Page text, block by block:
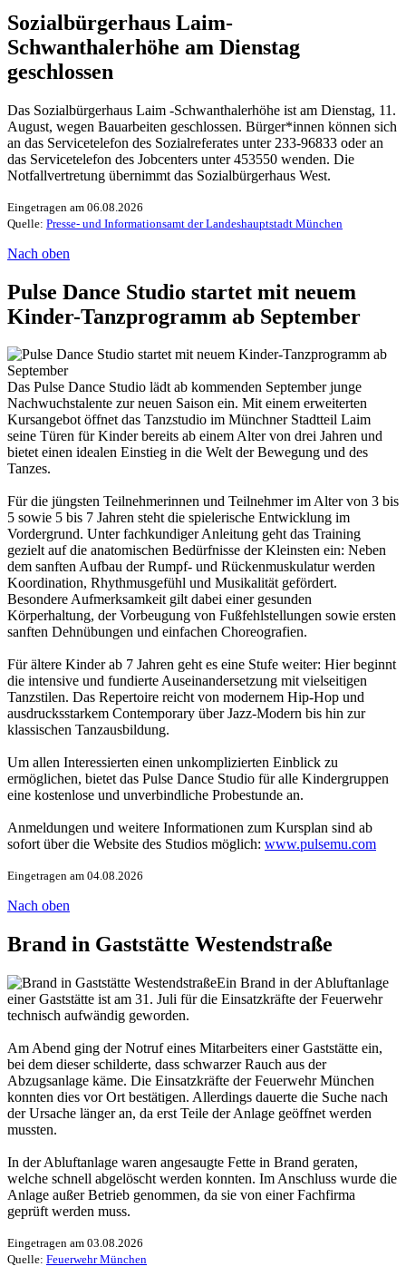
Sozialbürgerhaus Laim-
Schwanthalerhöhe am Dienstag
geschlossen
Das Sozialbürgerhaus Laim -Schwanthalerhöhe ist am Dienstag, 11.
August, wegen Bauarbeiten geschlossen. Bürger*innen können sich
an das Servicetelefon des Sozialreferates unter 233-96833 oder an
das Servicetelefon des Jobcenters unter 453550 wenden. Die
Notfallvertretung übernimmt das Sozialbürgerhaus West.
Eingetragen am 06.08.2026
Quelle: Presse- und Informationsamt der Landeshauptstadt München
Nach oben
Pulse Dance Studio startet mit neuem
Kinder-Tanzprogramm ab September
Das Pulse Dance Studio lädt ab kommenden September junge
Nachwuchstalente zur neuen Saison ein. Mit einem erweiterten
Kursangebot öffnet das Tanzstudio im Münchner Stadtteil Laim
seine Türen für Kinder bereits ab einem Alter von drei Jahren und
bietet einen idealen Einstieg in die Welt der Bewegung und des
Tanzes.
Für die jüngsten Teilnehmerinnen und Teilnehmer im Alter von 3 bis
5 sowie 5 bis 7 Jahren steht die spielerische Entwicklung im
Vordergrund. Unter fachkundiger Anleitung geht das Training
gezielt auf die anatomischen Bedürfnisse der Kleinsten ein: Neben
dem sanften Aufbau der Rumpf- und Rückenmuskulatur werden
Koordination, Rhythmusgefühl und Musikalität gefördert.
Besondere Aufmerksamkeit gilt dabei einer gesunden
Körperhaltung, der Vorbeugung von Fußfehlstellungen sowie ersten
sanften Dehnübungen und einfachen Choreografien.
Für ältere Kinder ab 7 Jahren geht es eine Stufe weiter: Hier beginnt
die intensive und fundierte Auseinandersetzung mit vielseitigen
Tanzstilen. Das Repertoire reicht von modernem Hip-Hop und
ausdrucksstarkem Contemporary über Jazz-Modern bis hin zur
klassischen Tanzausbildung.
Um allen Interessierten einen unkomplizierten Einblick zu
ermöglichen, bietet das Pulse Dance Studio für alle Kindergruppen
eine kostenlose und unverbindliche Probestunde an.
Anmeldungen und weitere Informationen zum Kursplan sind ab
sofort über die Website des Studios möglich: www.pulsemu.com
Eingetragen am 04.08.2026
Nach oben
Brand in Gaststätte Westendstraße
Ein Brand in der Abluftanlage
einer Gaststätte ist am 31. Juli für die Einsatzkräfte der Feuerwehr
technisch aufwändig geworden.
Am Abend ging der Notruf eines Mitarbeiters einer Gaststätte ein,
bei dem dieser schilderte, dass schwarzer Rauch aus der
Abzugsanlage käme. Die Einsatzkräfte der Feuerwehr München
konnten dies vor Ort bestätigen. Allerdings dauerte die Suche nach
der Ursache länger an, da erst Teile der Anlage geöffnet werden
mussten.
In der Abluftanlage waren angesaugte Fette in Brand geraten,
welche schnell abgelöscht werden konnten. Im Anschluss wurde die
Anlage außer Betrieb genommen, da sie von einer Fachfirma
geprüft werden muss.
Eingetragen am 03.08.2026
Quelle: Feuerwehr München